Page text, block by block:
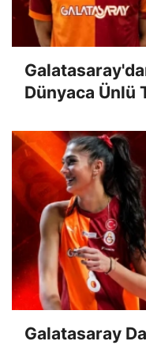
Dünyaca Ünlü
Galatasaray